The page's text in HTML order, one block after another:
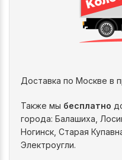
Доставка по Москве в
Также мы бесплатно
города: Балашиха,
Ногинск, Старая
Электроугли.